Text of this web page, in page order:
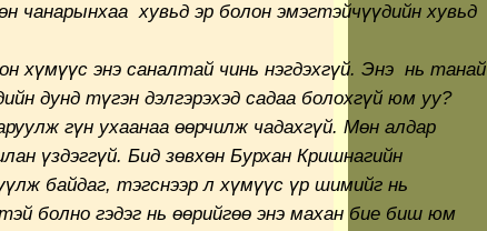
чанарынхаа хувьд эр болон эмэгтэйчүүдийн хувьд
хүмүүс энэ саналтай чинь нэгдэхгүй. Энэ нь танай
дунд түгэн дэлгэрэхэд садаа болохгүй юм уу?
гүн ухаанаа өөрчилж чадахгүй. Мөн алдар
үздэггүй. Бид зөвхөн Бурхан Кришнагийн
байдаг, тэгснээр л хүмүүс үр шимийг нь
болно гэдэг нь өөрийгөө энэ махан бие биш юм